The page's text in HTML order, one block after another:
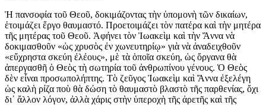
Ἡ πανσοφία τοῦ Θεοῦ, δοκιμάζοντας τὴν ὑπομονὴ τῶν δικαίων,
ἑτοιμάζει ἔργο θαυμαστό. Προετοιμάζει τὸν πατέρα καὶ τὴν μητέρα
τῆς μητέρας τοῦ Θεοῦ. Ἀφήνει τὸν Ἰωακεὶμ καὶ τὴν Ἄννα νὰ
δοκιμασθοῦν «ὡς χρυσὸς ἐν χωνευτηρίῳ» γιὰ νὰ ἀναδειχθοῦν
«εὔχρηστα σκεύη ἐλέους», μὲ τὰ ὁποῖα σκεύη, ὡς ὄργανα θὰ
ἀπεργασθῆ ὁ Θεὸς τὴ σωτηρία τοῦ ἀνθρωπίνου γένους. Ὁ Θεὸς
δὲν εἶναι προσωπολήπτης. Τὸ ζεῦγος Ἰωακεὶμ καὶ Ἄννα ἐξελέγη
ὡς καλὴ ρίζα ποὺ θὰ δώση τὸ θαυμαστὸ βλαστὸ τῆς παρθενίας, ὄχι
δι᾿ ἄλλον λόγον, ἀλλὰ χάρις στὴν ὑπεροχὴ τῆς ἀρετῆς καὶ τῆς